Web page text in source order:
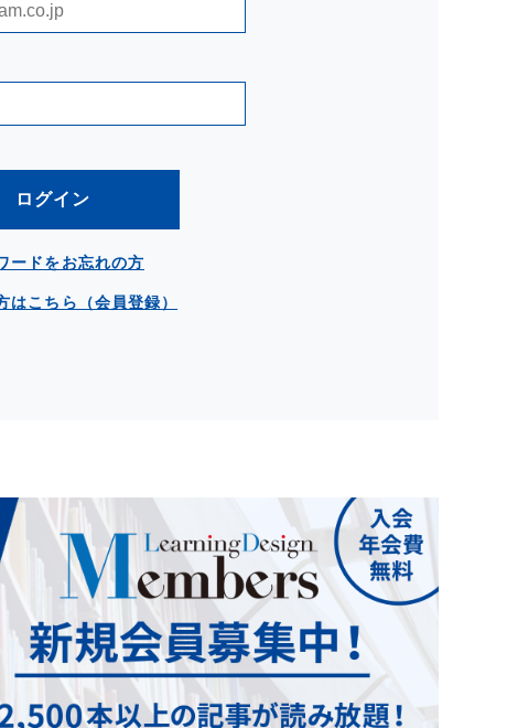
ログイン
ードをお忘れの方
はこちら（会員登録）